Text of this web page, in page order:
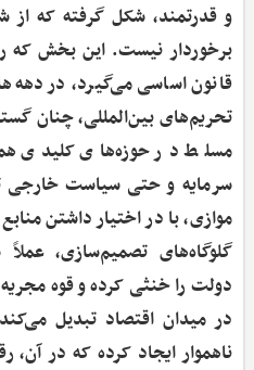
و قدرتمند، شکل گرفته که
برخوردار نیست. این بخش که
قانون اساسی می‌گیرد، در
تحریم‌های بین‌المللی، چنان
مسلط در حوزه‌های کلیدی
سرمایه و حتی سیاست خارجی
موازی، با در اختیار داشتن
گلوگاه‌های تصمیم‌سازی،
دولت را خنثی کرده و قوه
در میدان اقتصاد تبدیل
ناهموار ایجاد کرده که در